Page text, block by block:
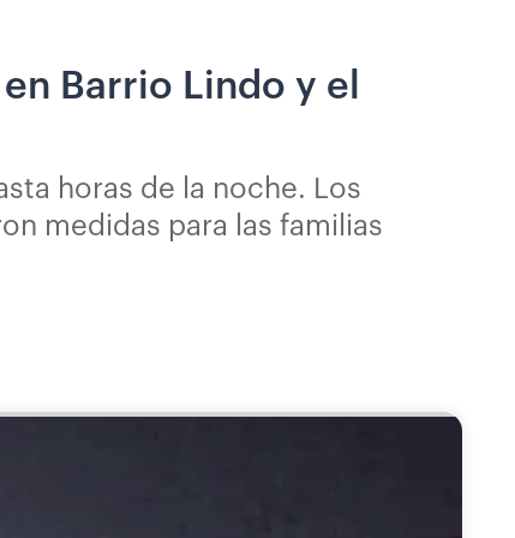
Barrio Lindo y el
horas de la noche. Los
medidas para las familias